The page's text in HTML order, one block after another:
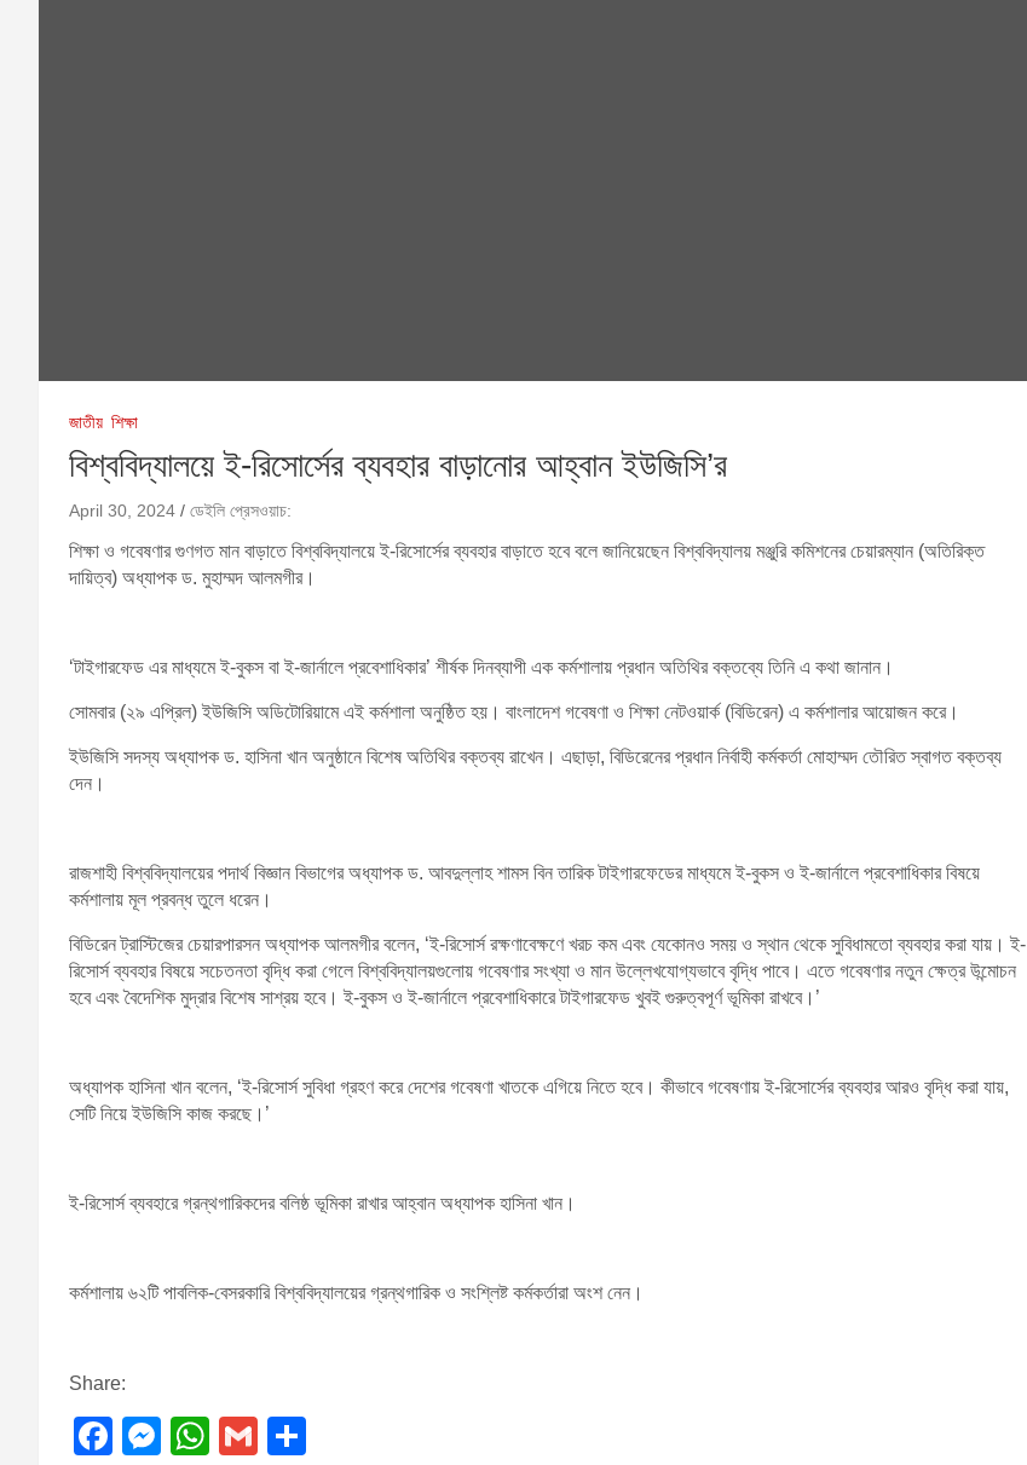
জাতীয় শিক্ষা
বিশ্ববিদ্যালয়ে ই-রিসোর্সের ব্যবহার বাড়ানোর আহ্বান ইউজিসি’র
April 30, 2024 ডেইলি প্রেসওয়াচ:
শিক্ষা ও গবেষণার গুণগত মান বাড়াতে বিশ্ববিদ্যালয়ে ই-রিসোর্সের ব্যবহার বাড়াতে হবে বলে জানিয়েছেন বিশ্ববিদ্যালয় মঞ্জুরি কমিশনের চেয়ারম্যান (অতিরিক্ত
দায়িত্ব) অধ্যাপক ড. মুহাম্মদ আলমগীর।
‘টাইগারফেড এর মাধ্যমে ই-বুকস বা ই-জার্নালে প্রবেশাধিকার’ শীর্ষক দিনব্যাপী এক কর্মশালায় প্রধান অতিথির বক্তব্যে তিনি এ কথা জানান।
সোমবার (২৯ এপ্রিল) ইউজিসি অডিটোরিয়ামে এই কর্মশালা অনুষ্ঠিত হয়। বাংলাদেশ গবেষণা ও শিক্ষা নেটওয়ার্ক (বিডিরেন) এ কর্মশালার আয়োজন করে।
ইউজিসি সদস্য অধ্যাপক ড. হাসিনা খান অনুষ্ঠানে বিশেষ অতিথির বক্তব্য রাখেন। এছাড়া, বিডিরেনের প্রধান নির্বাহী কর্মকর্তা মোহাম্মদ তৌরিত স্বাগত বক্তব্য
দেন।
রাজশাহী বিশ্ববিদ্যালয়ের পদার্থ বিজ্ঞান বিভাগের অধ্যাপক ড. আবদুল্লাহ শামস বিন তারিক টাইগারফেডের মাধ্যমে ই-বুকস ও ই-জার্নালে প্রবেশাধিকার বিষয়ে
কর্মশালায় মূল প্রবন্ধ তুলে ধরেন।
বিডিরেন ট্রাস্টিজের চেয়ারপারসন অধ্যাপক আলমগীর বলেন, ‘ই-রিসোর্স রক্ষণাবেক্ষণে খরচ কম এবং যেকোনও সময় ও স্থান থেকে সুবিধামতো ব্যবহার করা যায়। ই-
রিসোর্স ব্যবহার বিষয়ে সচেতনতা বৃদ্ধি করা গেলে বিশ্ববিদ্যালয়গুলোয় গবেষণার সংখ্যা ও মান উল্লেখযোগ্যভাবে বৃদ্ধি পাবে। এতে গবেষণার নতুন ক্ষেত্র উন্মোচন
হবে এবং বৈদেশিক মুদ্রার বিশেষ সাশ্রয় হবে। ই-বুকস ও ই-জার্নালে প্রবেশাধিকারে টাইগারফেড খুবই গুরুত্বপূর্ণ ভূমিকা রাখবে।’
অধ্যাপক হাসিনা খান বলেন, ‘ই-রিসোর্স সুবিধা গ্রহণ করে দেশের গবেষণা খাতকে এগিয়ে নিতে হবে। কীভাবে গবেষণায় ই-রিসোর্সের ব্যবহার আরও বৃদ্ধি করা যায়,
সেটি নিয়ে ইউজিসি কাজ করছে।’
ই-রিসোর্স ব্যবহারে গ্রন্থগারিকদের বলিষ্ঠ ভূমিকা রাখার আহ্বান অধ্যাপক হাসিনা খান।
কর্মশালায় ৬২টি পাবলিক-বেসরকারি বিশ্ববিদ্যালয়ের গ্রন্থগারিক ও সংশ্লিষ্ট কর্মকর্তারা অংশ নেন।
Share:
F
M
W
G